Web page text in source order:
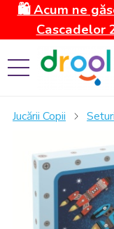
🛍️ Acum ne
Cascadelor
Jucării Copii